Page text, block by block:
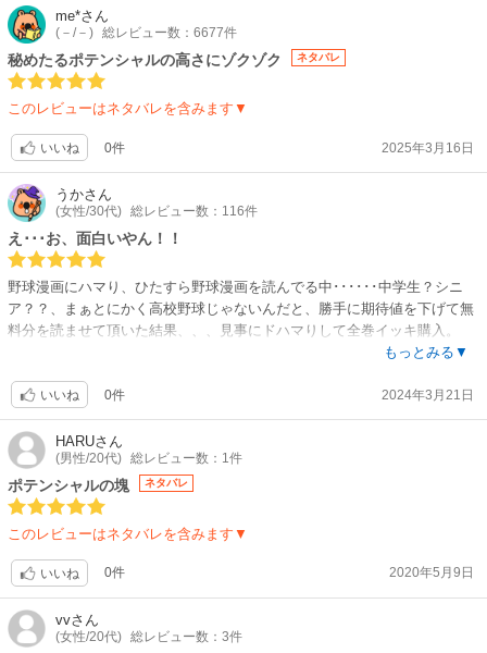
me*さん
(－/－) 総レビュー数：6677件
秘めたるポテンシャルの高さにゾクゾク ネタバレ
このレビューはネタバレを含みます▼
いいね 0件 2025年3月16日
うかさん
(女性/30代) 総レビュー数：116件
え･･･お、面白いやん！！
野球漫画にハマり、ひたすら野球漫画を読んでる中･･････中学生？シニ
ア？？、まぁとにかく高校野球じゃないんだと、勝手に期待値を下げて無
料分を読ませて頂いた結果、、、見事にドハマりして全巻イッキ購入。
何より主人公がいつの間にか怪物とか言われるぐらいの才能って所が最高
です！！
このまま進めば高校生編もありそうですし、更にギアがあがって面白くな
りそうですよ！！！！
もっとみる▼
いいね 0件 2024年3月21日
HARUさん
(男性/20代) 総レビュー数：1件
ポテンシャルの塊 ネタバレ
このレビューはネタバレを含みます▼
いいね 0件 2020年5月9日
vvさん
(女性/20代) 総レビュー数：3件